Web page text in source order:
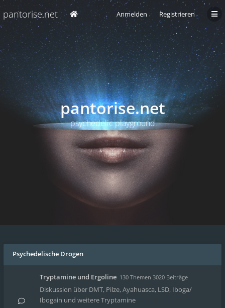
pantorise.net Anmelden Registrieren
pantorise.net
psychedelic playground
Psychedelische Drogen
Tryptamine und Ergoline 130 Themen 3020 Beiträge
Diskussion über DMT, Pilze, Ayahuasca, LSD, Iboga/
Ibogain und weitere Tryptamine